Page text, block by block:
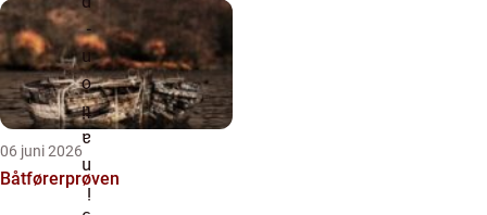
06 juni 2026
Båtførerprøven